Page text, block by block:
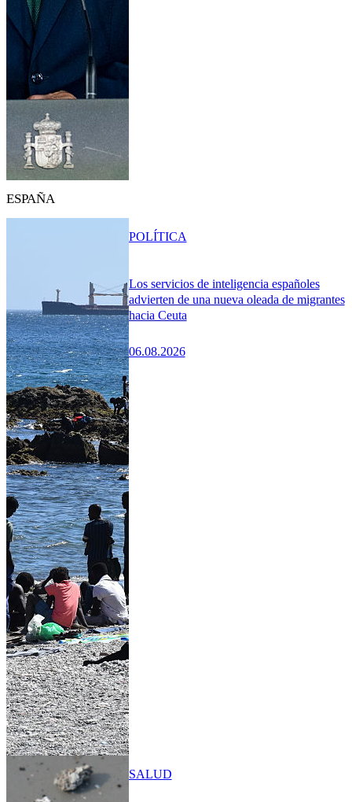
ESPAÑA
Los servicios de inteligencia españoles
advierten de una nueva oleada de migrantes
hacia Ceuta
06.08.2026
POLÍTICA
SALUD